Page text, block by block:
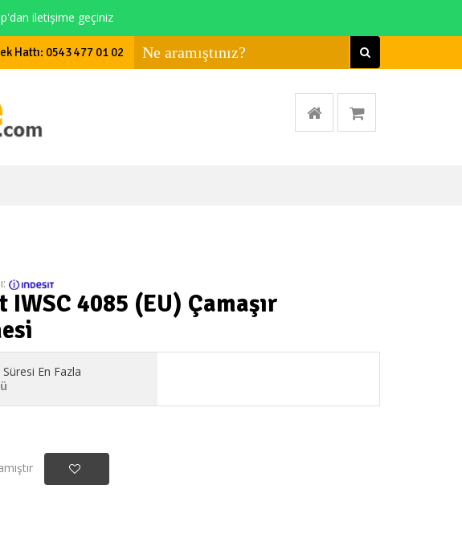
iletişime geçiniz
Hattı: 0543 477 01 02
IWSC 4085 (EU) Çamaşır
En Fazla